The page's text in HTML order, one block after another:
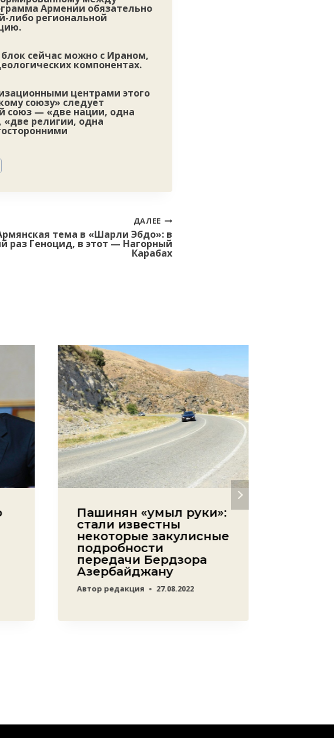
Армении обязательно
либо региональной
сейчас можно с Ираном,
компонентах.
центрами этого
союзу» следует
союз — «две нации, одна
«две религии, одна
ДАЛЕЕ
тема в «Шарли Эбдо»: в
раз Геноцид, в этот — Нагорный
Карабах
Пашинян «умыл руки»:
стали известны
некоторые закулисные
подробности
передачи Бердзора
Азербайджану
Автор редакция 27.08.2022